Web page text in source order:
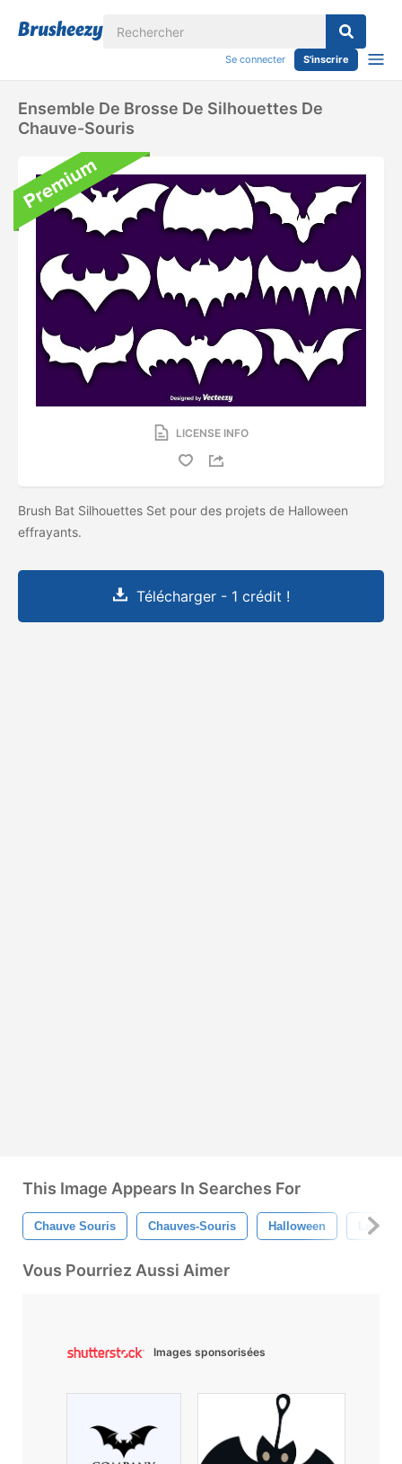
Se connecter S'inscrire
Ensemble De Brosse De Silhouettes De
Chauve-Souris
LICENSE INFO
Brush Bat Silhouettes Set pour des projets de Halloween
effrayants.
Télécharger - 1 crédit !
This Image Appears In Searches For
Chauve Souris Chauves-Souris Halloween La
Vous Pourriez Aussi Aimer
Images sponsorisées